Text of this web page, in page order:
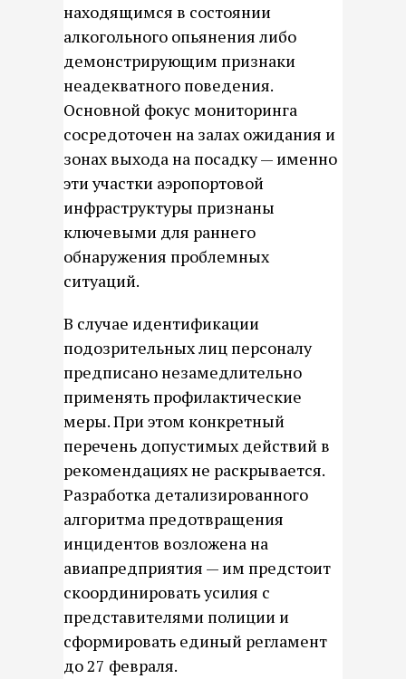
находящимся в состоянии
алкогольного опьянения либо
демонстрирующим признаки
неадекватного поведения.
Основной фокус мониторинга
сосредоточен на залах ожидания и
зонах выхода на посадку — именно
эти участки аэропортовой
инфраструктуры признаны
ключевыми для раннего
обнаружения проблемных
ситуаций.
В случае идентификации
подозрительных лиц персоналу
предписано незамедлительно
применять профилактические
меры. При этом конкретный
перечень допустимых действий в
рекомендациях не раскрывается.
Разработка детализированного
алгоритма предотвращения
инцидентов возложена на
авиапредприятия — им предстоит
скоординировать усилия с
представителями полиции и
сформировать единый регламент
до 27 февраля.